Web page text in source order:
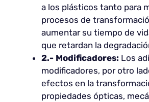
a los plásticos tanto para
procesos de
aumentar su tiempo de
que retardan la
2.- Modificadores: Los
modificadores, por otro
efectos en la
propiedades ópticas,